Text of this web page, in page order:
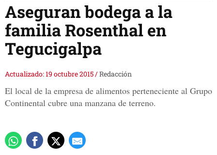
Aseguran bodega a la
familia Rosenthal en
Tegucigalpa
Actualizado: 19 octubre 2015/Redacción
El local de la empresa de alimentos perteneciente al Grupo
Continental cubre una manzana de terreno.